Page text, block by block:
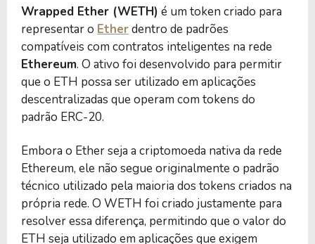
Wrapped Ether (WETH) é um token criado para
representar o Etherdentro de padrões
compatíveis com contratos inteligentes na rede
Ethereum. O ativo foi desenvolvido para permitir
que o ETH possa ser utilizado em aplicações
descentralizadas que operam com tokens do
padrão ERC-20.
Embora o Ether seja a criptomoeda nativa da rede
Ethereum, ele não segue originalmente o padrão
técnico utilizado pela maioria dos tokens criados na
própria rede. O WETH foi criado justamente para
resolver essa diferença, permitindo que o valor do
ETH seja utilizado em aplicações que exigem